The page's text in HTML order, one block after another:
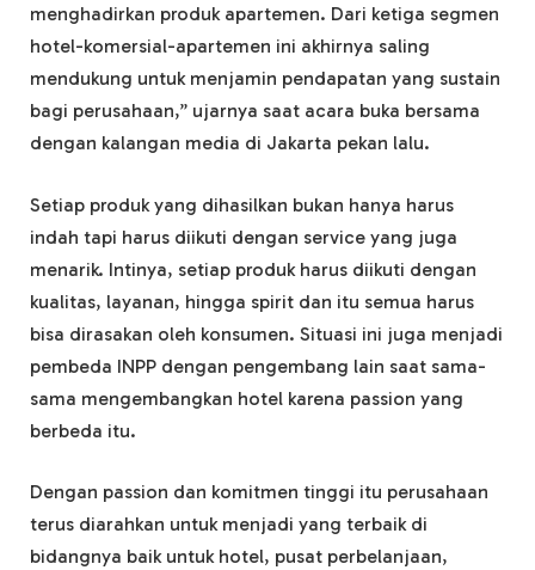
menghadirkan produk apartemen. Dari ketiga segmen
hotel-komersial-apartemen ini akhirnya saling
mendukung untuk menjamin pendapatan yang sustain
bagi perusahaan,” ujarnya saat acara buka bersama
dengan kalangan media di Jakarta pekan lalu.
Setiap produk yang dihasilkan bukan hanya harus
indah tapi harus diikuti dengan service yang juga
menarik. Intinya, setiap produk harus diikuti dengan
kualitas, layanan, hingga spirit dan itu semua harus
bisa dirasakan oleh konsumen. Situasi ini juga menjadi
pembeda INPP dengan pengembang lain saat sama-
sama mengembangkan hotel karena passion yang
berbeda itu.
Dengan passion dan komitmen tinggi itu perusahaan
terus diarahkan untuk menjadi yang terbaik di
bidangnya baik untuk hotel, pusat perbelanjaan,